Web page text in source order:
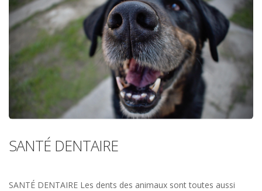
SANTÉ DENTAIRE
SANTÉ DENTAIRE Les dents des animaux sont toutes aussi